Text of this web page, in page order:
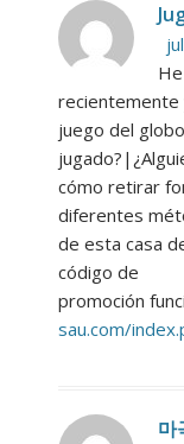
recientemente
juego del
cómo retirar
diferentes
de esta casa
código de
promoción
sau.com/
마